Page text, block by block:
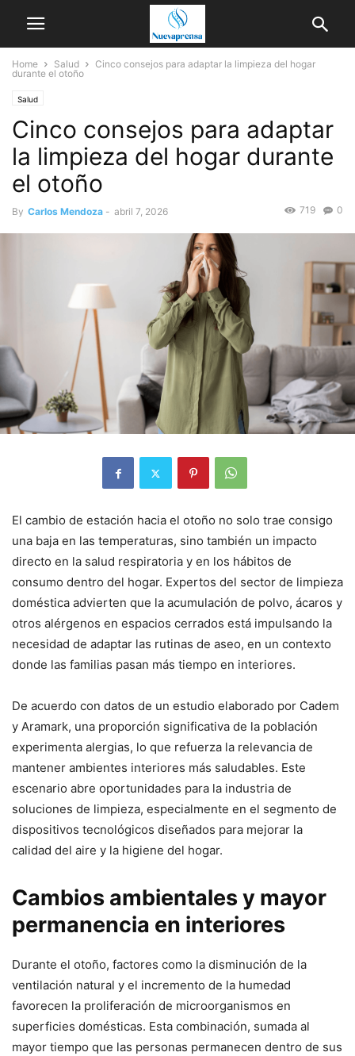
Home Salud
Cinco consejos para adaptar la limpieza del hogar
durante el otoño
Salud
Cinco consejos para adaptar
la limpieza del hogar durante
el otoño
By Carlos Mendoza - abril 7, 2026 0
719
El cambio de estación hacia el otoño no solo trae consigo
una baja en las temperaturas, sino también un impacto
directo en la salud respiratoria y en los hábitos de
consumo dentro del hogar. Expertos del sector de limpieza
doméstica advierten que la acumulación de polvo, ácaros y
otros alérgenos en espacios cerrados está impulsando la
necesidad de adaptar las rutinas de aseo, en un contexto
donde las familias pasan más tiempo en interiores.
De acuerdo con datos de un estudio elaborado por Cadem
y Aramark, una proporción significativa de la población
experimenta alergias, lo que refuerza la relevancia de
mantener ambientes interiores más saludables. Este
escenario abre oportunidades para la industria de
soluciones de limpieza, especialmente en el segmento de
dispositivos tecnológicos diseñados para mejorar la
calidad del aire y la higiene del hogar.
Cambios ambientales y mayor
permanencia en interiores
Durante el otoño, factores como la disminución de la
ventilación natural y el incremento de la humedad
favorecen la proliferación de microorganismos en
superficies domésticas. Esta combinación, sumada al
mayor tiempo que las personas permanecen dentro de sus